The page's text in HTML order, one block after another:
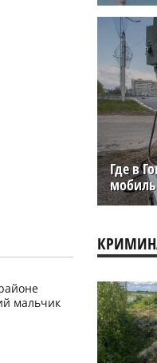
Где в
мальчик